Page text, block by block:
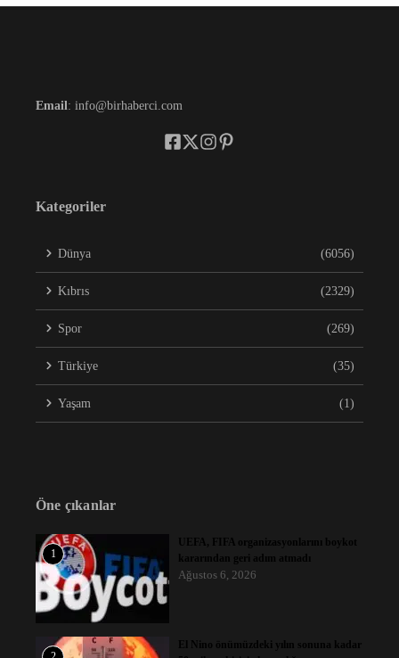
Email : info@birhaberci.com
Kategoriler
Dünya (6056)
Kıbrıs (2329)
Spor (269)
Türkiye (35)
Yaşam (1)
Öne çıkanlar
1
UEFA, FIFA organizasyonlarını boykot
kararından geri adım atmadı
Ağustos 6, 2026
El Nino önümüzdeki yılın sonuna kadar